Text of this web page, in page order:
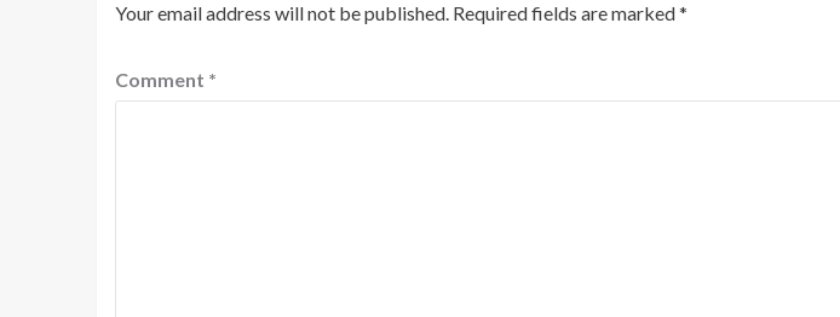
Your email address will not be published. Required fields are marked*
Comment *